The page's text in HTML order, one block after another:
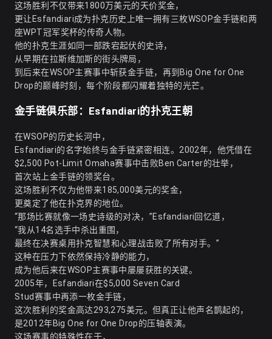
这场胜利不仅带来1800万美元的天价奖金，
更让Esfandiari成为扑克历史上唯一拥有三枚WSOP金手链和两
座WPT冠军奖杯的传奇人物。
他的扑克生涯如同一部跌宕起伏的史诗，
从早期在拉斯维加斯的街头牌局，
到后来在WSOP主赛事中斩获金手链，再到Big One for One
Drop的巅峰时刻，每个阶段都闪耀着独特的光芒。
金手链俱乐部：Esfandiari的扑克王朝
在WSOP的历史长河中，
Esfandiari的名字始终与金手链紧密相连。2002年，他凭借在
$2,500 Pot-Limit Omaha赛事中击败Ben Carter的壮举，
首次站上金手链的领奖台。
这场胜利不仅为他带来185,000美元的奖金，
更奠定了他在扑克界的地位。
“那场比赛就像一场史诗级的对决，”Esfandiari回忆道，
“我从14名选手中杀出重围，
最终在决赛桌用扑克智慧和心理战击败了所有对手。”
这种在压力下依然保持冷静的能力，
成为他后来在WSOP主赛事中屡屡获胜的关键。
2005年，Esfandiari在$5,000 Seven Card
Stud赛事中再添一枚金手链，
这次胜利的奖金高达293,275美元。但真正让他声名鹊起的，
是2012年Big One for One Drop的压轴表演。
这场赛事的特殊性在于，